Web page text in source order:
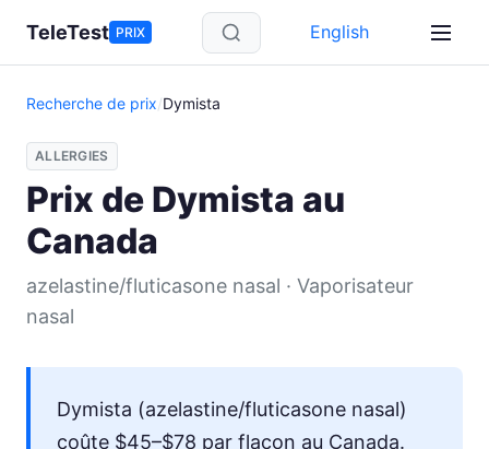
Aller au contenu principal
TeleTest PRIX English
Recherche de prix/Dymista
ALLERGIES
Prix de Dymista au
Canada
azelastine/fluticasone nasal · Vaporisateur
nasal
Dymista (azelastine/fluticasone nasal)
coûte $45–$78 par flacon au Canada.